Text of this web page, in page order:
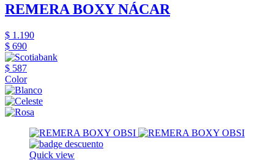
REMERA BOXY NÁCAR
$ 1.190
$ 690
$ 587
Color
Quick view